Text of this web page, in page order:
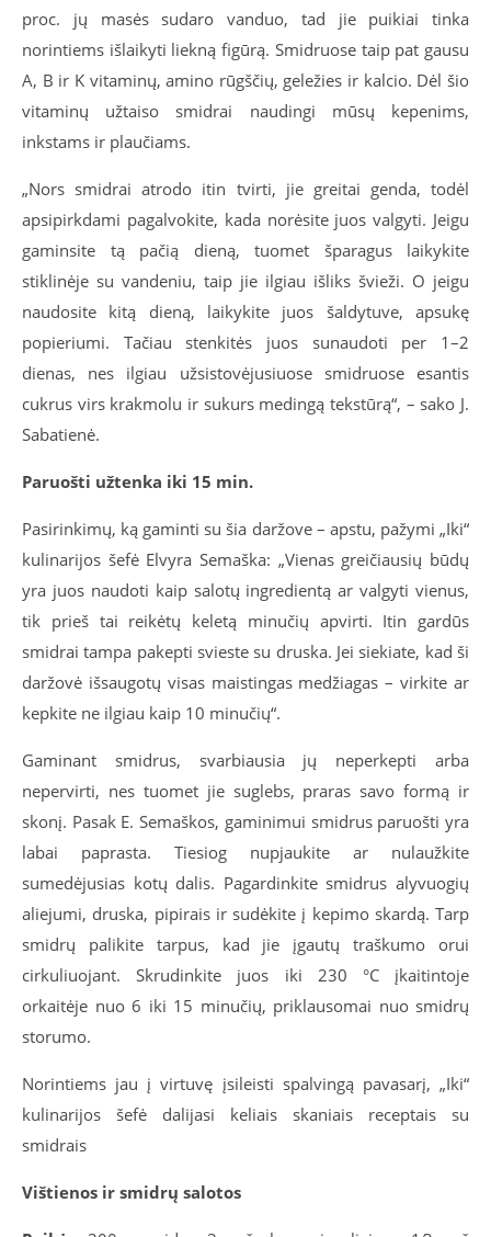
proc. jų masės sudaro vanduo, tad jie puikiai tinka
norintiems išlaikyti liekną figūrą. Smidruose taip pat gausu
A, B ir K vitaminų, amino rūgščių, geležies ir kalcio. Dėl šio
vitaminų užtaiso smidrai naudingi mūsų kepenims,
inkstams ir plaučiams.
„Nors smidrai atrodo itin tvirti, jie greitai genda, todėl
apsipirkdami pagalvokite, kada norėsite juos valgyti. Jeigu
gaminsite tą pačią dieną, tuomet šparagus laikykite
stiklinėje su vandeniu, taip jie ilgiau išliks švieži. O jeigu
naudosite kitą dieną, laikykite juos šaldytuve, apsukę
popieriumi. Tačiau stenkitės juos sunaudoti per 1–2
dienas, nes ilgiau užsistovėjusiuose smidruose esantis
cukrus virs krakmolu ir sukurs medingą tekstūrą“, – sako J.
Sabatienė.
Paruošti užtenka iki 15 min.
Pasirinkimų, ką gaminti su šia daržove – apstu, pažymi „Iki“
kulinarijos šefė Elvyra Semaška: „Vienas greičiausių būdų
yra juos naudoti kaip salotų ingredientą ar valgyti vienus,
tik prieš tai reikėtų keletą minučių apvirti. Itin gardūs
smidrai tampa pakepti svieste su druska. Jei siekiate, kad ši
daržovė išsaugotų visas maistingas medžiagas – virkite ar
kepkite ne ilgiau kaip 10 minučių“.
Gaminant smidrus, svarbiausia jų neperkepti arba
nepervirti, nes tuomet jie suglebs, praras savo formą ir
skonį. Pasak E. Semaškos, gaminimui smidrus paruošti yra
labai paprasta. Tiesiog nupjaukite ar nulaužkite
sumedėjusias kotų dalis. Pagardinkite smidrus alyvuogių
aliejumi, druska, pipirais ir sudėkite į kepimo skardą. Tarp
smidrų palikite tarpus, kad jie įgautų traškumo orui
cirkuliuojant. Skrudinkite juos iki 230 °C įkaitintoje
orkaitėje nuo 6 iki 15 minučių, priklausomai nuo smidrų
storumo.
Norintiems jau į virtuvę įsileisti spalvingą pavasarį, „Iki“
kulinarijos šefė dalijasi keliais skaniais receptais su
smidrais
Vištienos ir smidrų salotos